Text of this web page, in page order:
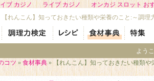
ブ カジノ ライブ カジノ
オンカジ スロット お
【れんこん】知っておきたい種類や栄養のこと:～調
よう
コツ » 食材事典 » 【れんこん】知っておきたい種類や